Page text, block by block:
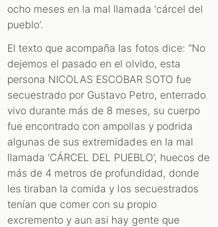
ocho meses en la mal llamada ‘cárcel del
pueblo’.
El texto que acompaña las fotos dice: “No
dejemos el pasado en el olvido, esta
persona NICOLAS ESCOBAR SOTO fue
secuestrado por Gustavo Petro, enterrado
vivo durante más de 8 meses, su cuerpo
fue encontrado con ampollas y podrida
algunas de sus extremidades en la mal
llamada ‘CÁRCEL DEL PUEBLO’, huecos de
más de 4 metros de profundidad, donde
les tiraban la comida y los secuestrados
tenían que comer con su propio
excremento y aun asi hay gente que